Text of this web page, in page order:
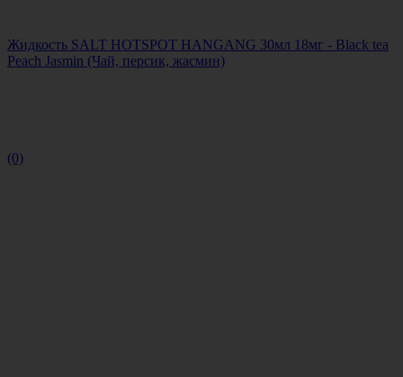
Жидкость SALT HOTSPOT HANGANG 30мл 18мг - Black tea
Peach Jasmin (Чай, персик, жасмин)
(0)